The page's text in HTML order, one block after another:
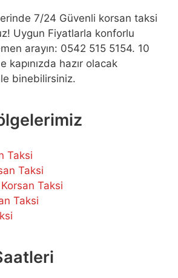
7/24 Güvenli korsan taksi
Uygun Fiyatlarla konforlu
arayın: 0542 515 5154. 10
kapınızda hazır olacak
binebilirsiniz.
Taksi
Taksi
Taksi
Taksi